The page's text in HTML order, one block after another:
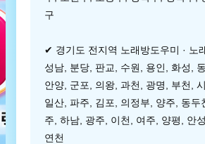
구
✔ 경기도 전지역 노래방도우미 · 노
성남, 분당, 판교, 수원, 용인, 화성,
안양, 군포, 의왕, 과천, 광명, 부천,
일산, 파주, 김포, 의정부, 양주, 동두
주, 하남, 광주, 이천, 여주, 양평, 안
연천